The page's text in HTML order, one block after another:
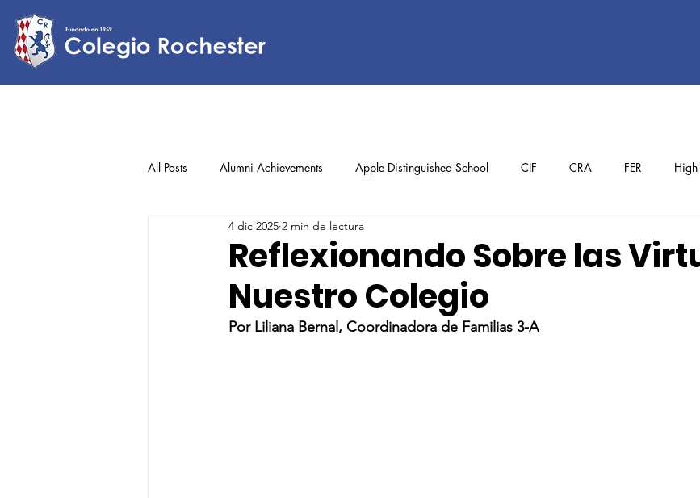
All Posts Alumni Achievements Apple Distinguished School CIF CRA FER
Lower Elementary Middle School
Upper Elementary
Reflexionando Sobre las
Nuestro Colegio
4 dic 2025 2 min de lectura
Por Liliana Bernal, Coordinadora de Familias 3-A